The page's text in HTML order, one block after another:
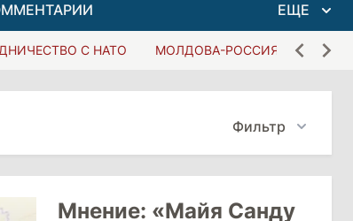
ЕЩЕ
С НАТО МОЛДОВА-РОССИЯ
Фильтр
Мнение: «Майя Санду